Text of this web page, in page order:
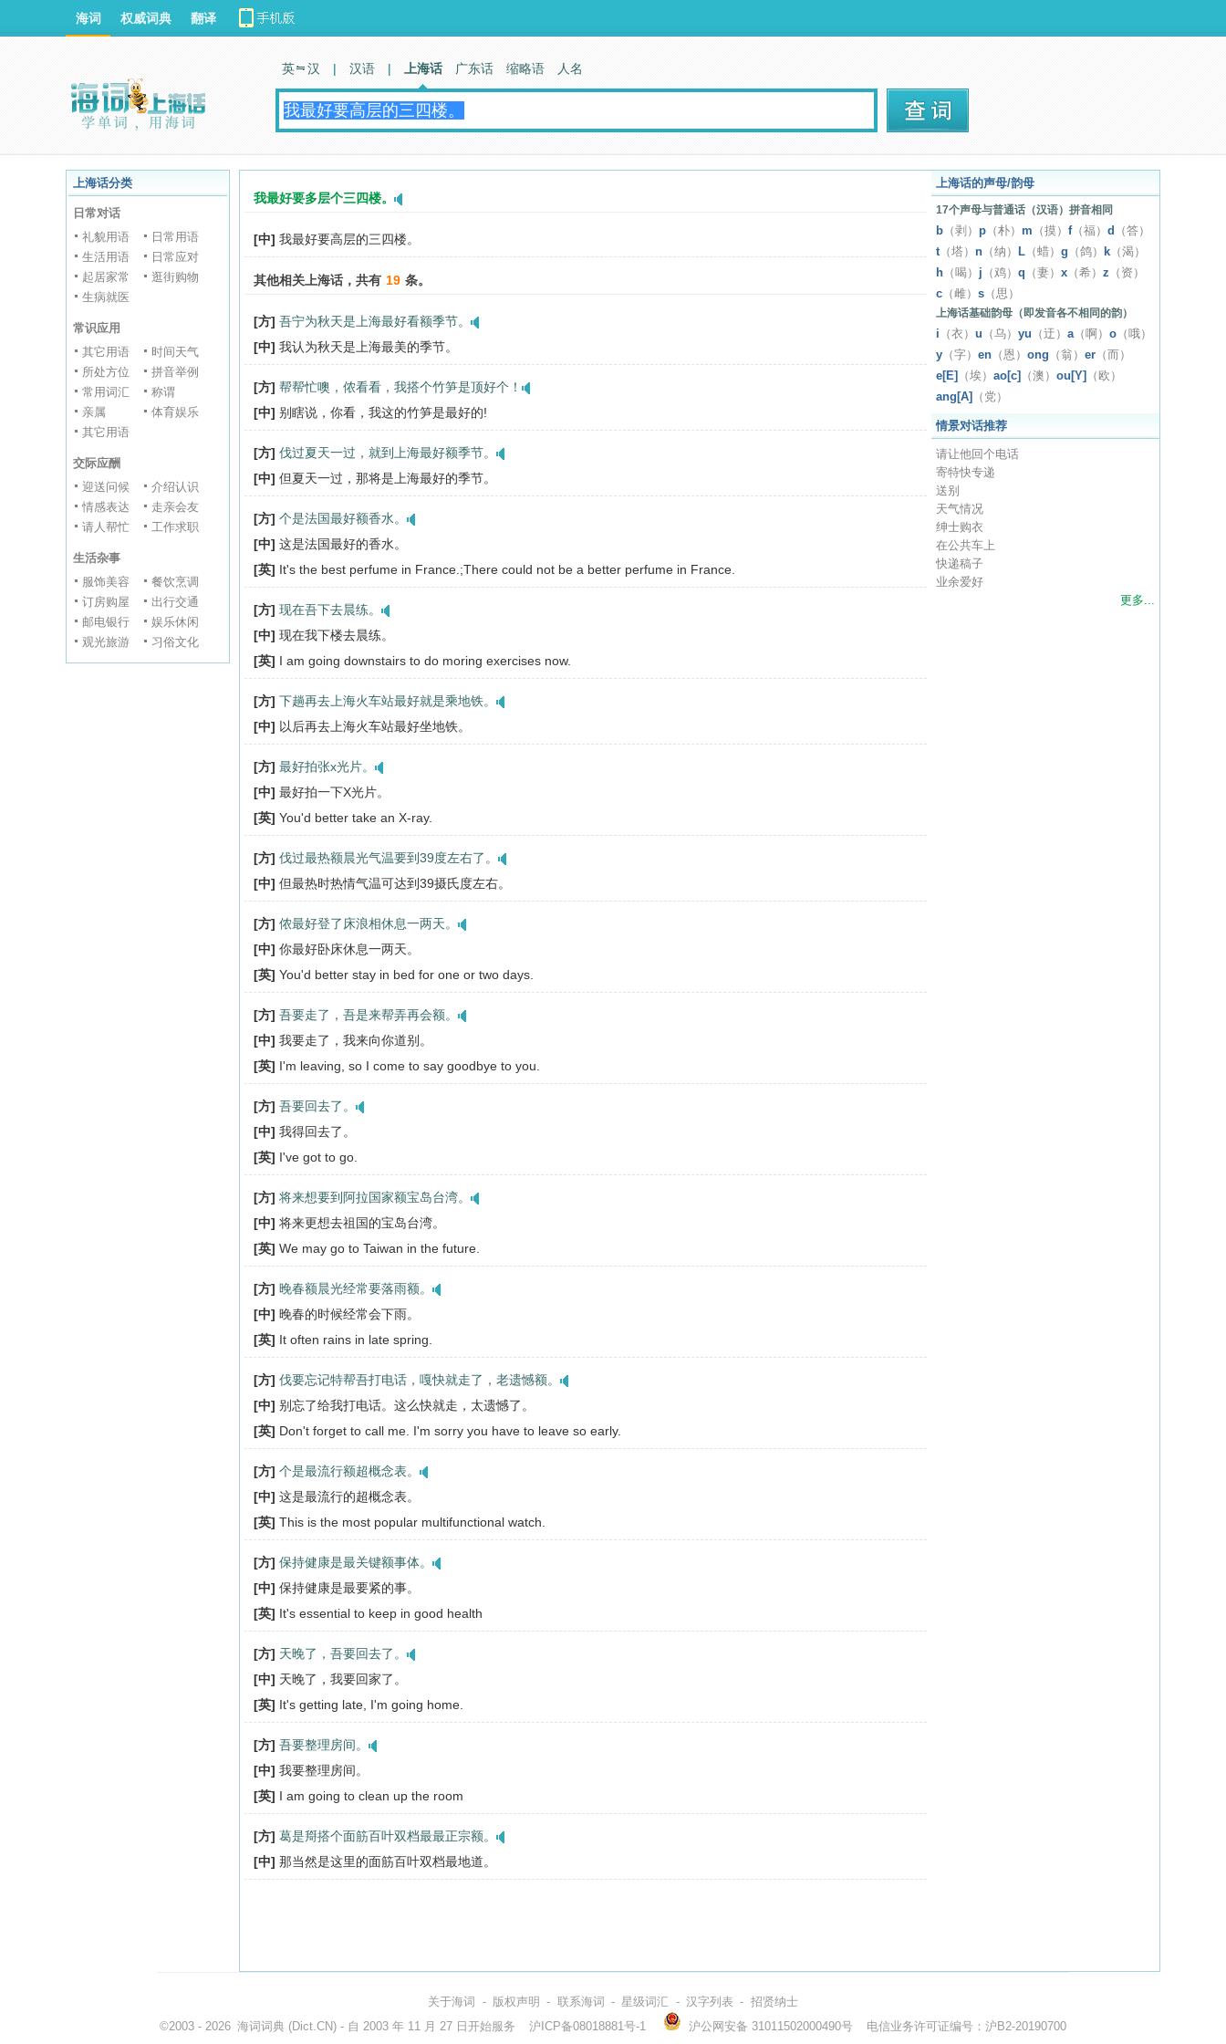
海词 权威词典 翻译
英 汉 | 汉语 | 上海话 广东话 缩略语 人名
上海话分类
日常对话
礼貌用语
日常用语
生活用语
日常应对
起居家常
逛街购物
生病就医
常识应用
其它用语
时间天气
所处方位
拼音举例
常用词汇
称谓
亲属
体育娱乐
其它用语
交际应酬
迎送问候
介绍认识
情感表达
走亲会友
请人帮忙
工作求职
生活杂事
服饰美容
餐饮烹调
订房购屋
出行交通
邮电银行
娱乐休闲
观光旅游
习俗文化
我最好要多层个三四楼。
[中] 我最好要高层的三四楼。
其他相关上海话，共有 19 条。
[方] 吾宁为秋天是上海最好看额季节。
[中] 我认为秋天是上海最美的季节。
[方] 帮帮忙噢，侬看看，我搭个竹笋是顶好个！
[中] 别瞎说，你看，我这的竹笋是最好的!
[方] 伐过夏天一过，就到上海最好额季节。
[中] 但夏天一过，那将是上海最好的季节。
[方] 个是法国最好额香水。
[中] 这是法国最好的香水。
[英] It's the best perfume in France.;There could not be a better perfume in France.
[方] 现在吾下去晨练。
[中] 现在我下楼去晨练。
[英] I am going downstairs to do moring exercises now.
[方] 下趟再去上海火车站最好就是乘地铁。
[中] 以后再去上海火车站最好坐地铁。
[方] 最好拍张x光片。
[中] 最好拍一下X光片。
[英] You'd better take an X-ray.
[方] 伐过最热额晨光气温要到39度左右了。
[中] 但最热时热情气温可达到39摄氏度左右。
[方] 侬最好登了床浪相休息一两天。
[中] 你最好卧床休息一两天。
[英] You'd better stay in bed for one or two days.
[方] 吾要走了，吾是来帮弄再会额。
[中] 我要走了，我来向你道别。
[英] I'm leaving, so I come to say goodbye to you.
[方] 吾要回去了。
[中] 我得回去了。
[英] I've got to go.
[方] 将来想要到阿拉国家额宝岛台湾。
[中] 将来更想去祖国的宝岛台湾。
[英] We may go to Taiwan in the future.
[方] 晚春额晨光经常要落雨额。
[中] 晚春的时候经常会下雨。
[英] It often rains in late spring.
[方] 伐要忘记特帮吾打电话，嘎快就走了，老遗憾额。
[中] 别忘了给我打电话。这么快就走，太遗憾了。
[英] Don't forget to call me. I'm sorry you have to leave so early.
[方] 个是最流行额超概念表。
[中] 这是最流行的超概念表。
[英] This is the most popular multifunctional watch.
[方] 保持健康是最关键额事体。
[中] 保持健康是最要紧的事。
[英] It's essential to keep in good health
[方] 天晚了，吾要回去了。
[中] 天晚了，我要回家了。
[英] It's getting late, I'm going home.
[方] 吾要整理房间。
[中] 我要整理房间。
[英] I am going to clean up the room
[方] 葛是搿搭个面筋百叶双档最最正宗额。
[中] 那当然是这里的面筋百叶双档最地道。
上海话的声母/韵母
17个声母与普通话（汉语）拼音相同
b （剥） p （朴） m （摸） f（福） d
（答）
t（塔） n （纳） L （蜡） g （鸽） k （渴）
h （喝） j （鸡） q （妻） x （希） z （资）
c （雌） s （思）
上海话基础韵母（即发音各不相同的韵）
i （衣） u （乌） yu （迂） a（啊） o （哦）
y （字） en （恩） ong （翁） er （而）
e[E]
（埃） ao[c] （澳） ou[Y]
（欧）
ang[A]
（党）
情景对话推荐
请让他回个电话
寄特快专递
送别
天气情况
绅士购衣
在公共车上
快递稿子
业余爱好
更多...
关于海词 - 版权声明 - 联系海词 - 星级词汇 - 汉字列表 - 招贤纳士
©2003 - 2026 海词词典 (Dict.CN) - 自 2003 年 11 月 27 日开始服务 沪ICP备08018881号-1 沪公网安备 31011502000490号 电信业务许可证编号：沪B2-20190700